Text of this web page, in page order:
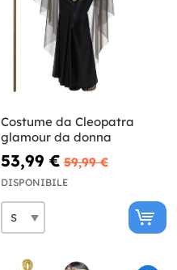
Costume da Cleopatra
glamour da donna
53,99 € 59,99 €
DISPONIBILE